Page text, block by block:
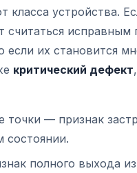
класса устройства.
считаться исправным
если их становится
критический дефект
точки — признак
состоянии.
полного выхода